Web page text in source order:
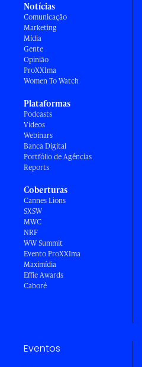
Notícias
Comunicação
Marketing
Mídia
Gente
Opinião
ProXXIma
Women To Watch
Plataformas
Podcasts
Vídeos
Webinars
Banca Digital
Portfólio de Agências
Reports
Coberturas
Cannes Lions
SXSW
MWC
NRF
WW Summit
Evento ProXXIma
Maximídia
Effie Awards
Caboré
Eventos